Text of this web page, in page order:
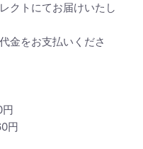
クトにてお届けいたし
金をお支払いくださ
円